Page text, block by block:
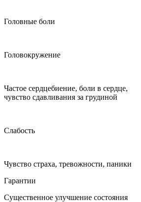
Головные боли
Головокружение
Частое сердцебиение, боли в сердце,
чувство сдавливания за грудиной
Слабость
Чувство страха, тревожности, паники
Гарантии
Существенное улучшение состояния